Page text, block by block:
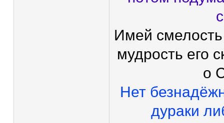
Имей
мудрость его
о
Нет
дураки